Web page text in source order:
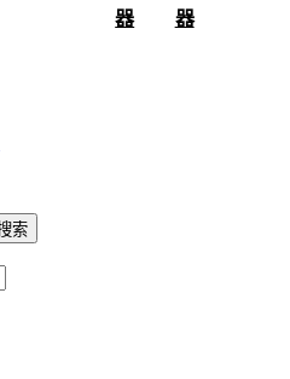
器
器